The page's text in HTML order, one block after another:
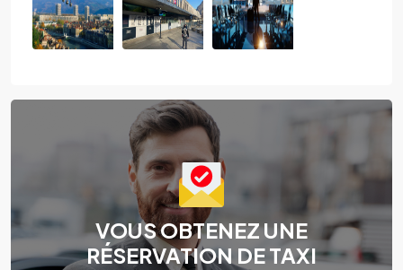
VOUS OBTENEZ UNE
RÉSERVATION DE TAXI